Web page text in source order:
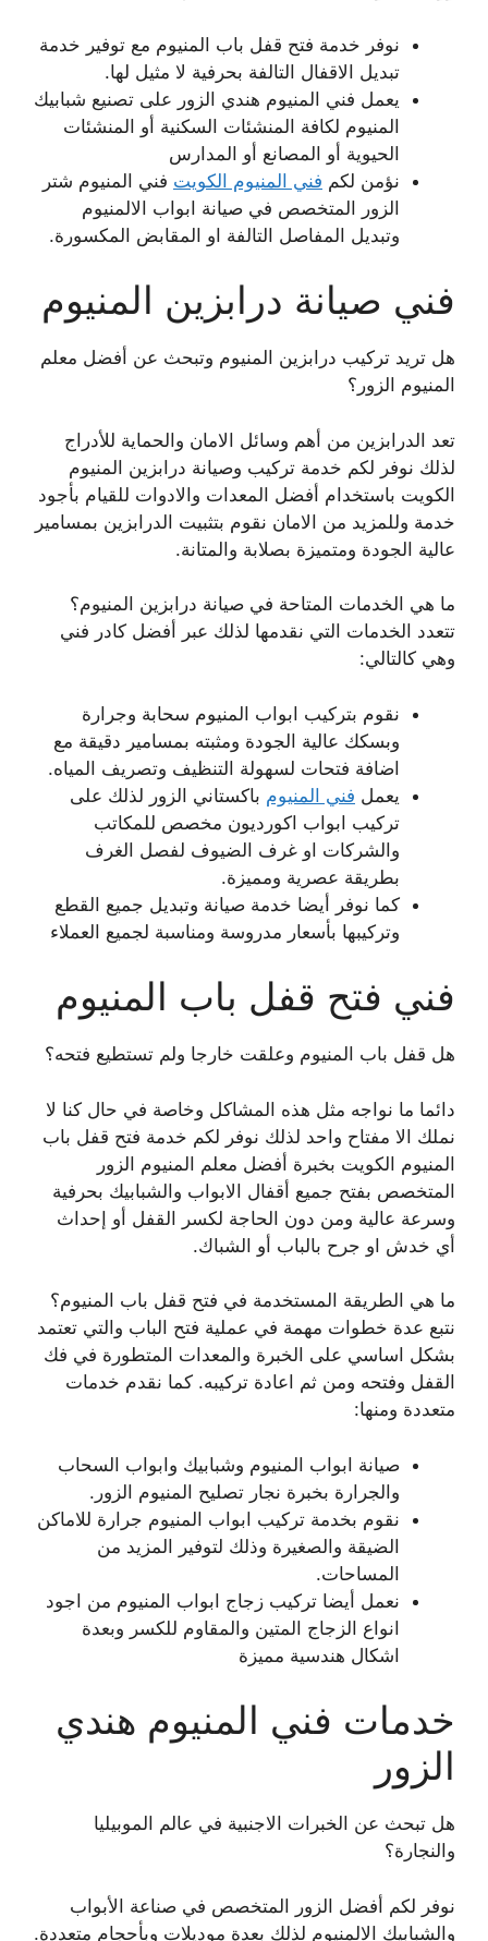
نوفر خدمة فتح قفل باب المنيوم مع توفير خدمة
تبديل الاقفال التالفة بحرفية لا مثيل لها.
يعمل فني المنيوم هندي الزور على تصنيع شبابيك
المنيوم لكافة المنشئات السكنية أو المنشئات
الحيوية أو المصانع أو المدارس
نؤمن لكم فني المنيوم الكويت فني المنيوم شتر
الزور المتخصص في صيانة ابواب الالمنيوم
وتبديل المفاصل التالفة او المقابض المكسورة.
فني صيانة درابزين المنيوم
هل تريد تركيب درابزين المنيوم وتبحث عن أفضل معلم
المنيوم الزور؟
تعد الدرابزين من أهم وسائل الامان والحماية للأدراج
لذلك نوفر لكم خدمة تركيب وصيانة درابزين المنيوم
الكويت باستخدام أفضل المعدات والادوات للقيام بأجود
خدمة وللمزيد من الامان نقوم بتثبيت الدرابزين بمسامير
عالية الجودة ومتميزة بصلابة والمتانة.
ما هي الخدمات المتاحة في صيانة درابزين المنيوم؟
تتعدد الخدمات التي نقدمها لذلك عبر أفضل كادر فني
وهي كالتالي:
نقوم بتركيب ابواب المنيوم سحابة وجرارة
وبسكك عالية الجودة ومثبته بمسامير دقيقة مع
اضافة فتحات لسهولة التنظيف وتصريف المياه.
يعمل فني المنيوم باكستاني الزور لذلك على
تركيب ابواب اكورديون مخصص للمكاتب
والشركات او غرف الضيوف لفصل الغرف
بطريقة عصرية ومميزة.
كما نوفر أيضا خدمة صيانة وتبديل جميع القطع
وتركيبها بأسعار مدروسة ومناسبة لجميع العملاء
فني فتح قفل باب المنيوم
هل قفل باب المنيوم وعلقت خارجا ولم تستطيع فتحه؟
دائما ما نواجه مثل هذه المشاكل وخاصة في حال كنا لا
نملك الا مفتاح واحد لذلك نوفر لكم خدمة فتح قفل باب
المنيوم الكويت بخبرة أفضل معلم المنيوم الزور
المتخصص بفتح جميع أقفال الابواب والشبابيك بحرفية
وسرعة عالية ومن دون الحاجة لكسر القفل أو إحداث
أي خدش او جرح بالباب أو الشباك.
ما هي الطريقة المستخدمة في فتح قفل باب المنيوم؟
نتبع عدة خطوات مهمة في عملية فتح الباب والتي تعتمد
بشكل اساسي على الخبرة والمعدات المتطورة في فك
القفل وفتحه ومن ثم اعادة تركيبه. كما نقدم خدمات
متعددة ومنها:
صيانة ابواب المنيوم وشبابيك وابواب السحاب
والجرارة بخبرة نجار تصليح المنيوم الزور.
نقوم بخدمة تركيب ابواب المنيوم جرارة للاماكن
الضيقة والصغيرة وذلك لتوفير المزيد من
المساحات.
نعمل أيضا تركيب زجاج ابواب المنيوم من اجود
انواع الزجاج المتين والمقاوم للكسر وبعدة
اشكال هندسية مميزة
خدمات فني المنيوم هندي
الزور
هل تبحث عن الخبرات الاجنبية في عالم الموبيليا
والنجارة؟
نوفر لكم أفضل الزور المتخصص في صناعة الأبواب
والشبابيك الالمنيوم لذلك بعدة موديلات وبأحجام متعددة.